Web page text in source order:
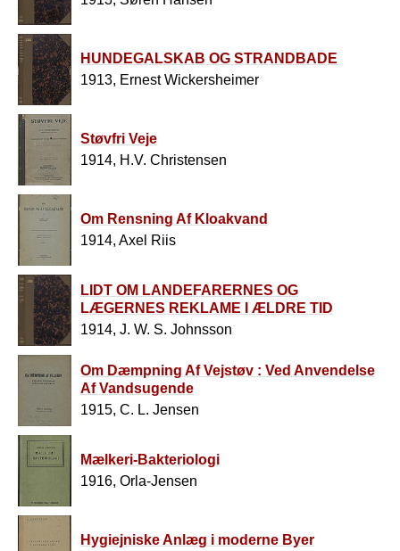
HUNDEGALSKAB OG STRANDBADE
1913, Ernest Wickersheimer
Støvfri Veje
1914, H.V. Christensen
Om Rensning Af Kloakvand
1914, Axel Riis
LIDT OM LANDEFARERNES OG
LÆGERNES REKLAME I ÆLDRE TID
1914, J. W. S. Johnsson
Om Dæmpning Af Vejstøv : Ved Anvendelse
Af Vandsugende
1915, C. L. Jensen
Mælkeri-Bakteriologi
1916, Orla-Jensen
Hygiejniske Anlæg i moderne Byer